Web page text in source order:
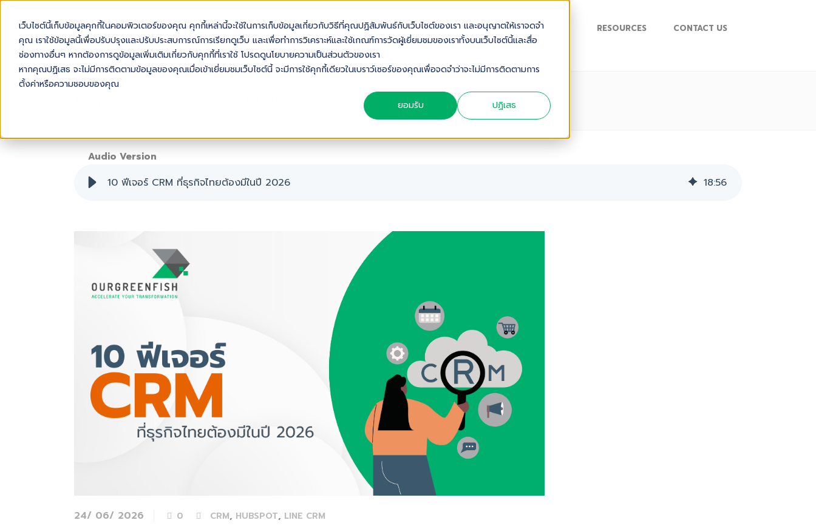
เว็บไซต์นี้เก็บข้อมูลคุกกี้ในคอมพิวเตอร์ของคุณ คุกกี้เหล่านี้จะใช้ในการเก็บข้อมูลเกี่ยวกับวิธีที่คุณปฏิสัมพันธ์กับเว็บไซต์ของเรา และอนุญาตให้เราจดจำ
คุณ เราใช้ข้อมูลนี้เพื่อปรับปรุงและปรับประสบการณ์การเรียกดูเว็บ และเพื่อทำการวิเคราะห์และใช้เกณฑ์การวัดผู้เยี่ยมชมของเราทั้งบนเว็บไซต์นี้และสื่อ
ช่องทางอื่นๆ หากต้องการดูข้อมูลเพิ่มเติมเกี่ยวกับคุกกี้ที่เราใช้ โปรดดูนโยบายความเป็นส่วนตัวของเรา
หากคุณปฏิเสธ จะไม่มีการติดตามข้อมูลของคุณเมื่อเข้าเยี่ยมชมเว็บไซต์นี้ จะมีการใช้คุกกี้เดียวในเบราว์เซอร์ของคุณเพื่อจดจำว่าจะไม่มีการติดตามการ
ตั้งค่าหรือความชอบของคุณ
ยอมรับ
ปฏิเสธ
ABOUT US SOLUTIONS INDUSTRIES SERVICES & SUPPORT RESOURCES CONTACT US
Audio Version
10 ฟีเจอร์ CRM ที่ธุรกิจไทยต้องมีในปี 2026 18:56
24/ 06/ 2026 0 CRM, HUBSPOT, LINE CRM